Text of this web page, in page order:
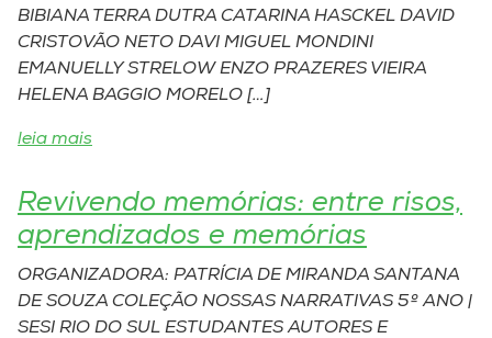
BIBIANA TERRA DUTRA CATARINA HASCKEL DAVID
CRISTOVÃO NETO DAVI MIGUEL MONDINI
EMANUELLY STRELOW ENZO PRAZERES VIEIRA
HELENA BAGGIO MORELO […]
leia mais
Revivendo memórias: entre risos,
aprendizados e memórias
ORGANIZADORA: PATRÍCIA DE MIRANDA SANTANA
DE SOUZA COLEÇÃO NOSSAS NARRATIVAS 5º ANO |
SESI RIO DO SUL ESTUDANTES AUTORES E